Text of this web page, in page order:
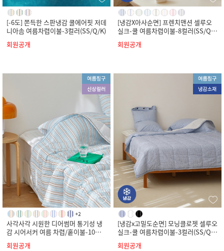
[-6도] 쫀득한 스판냉감 쿨에어핏 저데
니아솜 여름차렵이불-3컬러(SS/Q/K)
회원공개
[냉감X아사순면] 프렌치맨션 셀루오
실크-쿨 여름차렵이불-8컬러(SS/Q/
회원공개
사각사각 시원한 디어썸머 통기성 냉
감 시어서커 여름 차렵/홑이불-10컬
러(SS/Q/K)
회원공개
[냉감x고밀도순면] 모닝클로젯 셀루오
실크-쿨 여름차렵이불-3컬러(SS/Q/
K)
회원공개